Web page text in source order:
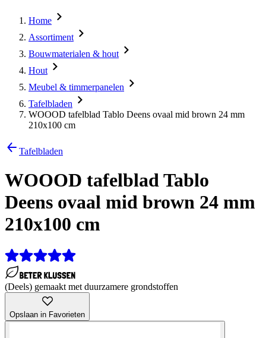
Home
Assortiment
Bouwmaterialen & hout
Hout
Meubel & timmerpanelen
Tafelbladen
WOOOD tafelblad Tablo Deens ovaal mid brown 24 mm
210x100 cm
Tafelbladen
WOOOD tafelblad Tablo
Deens ovaal mid brown 24 mm
210x100 cm
(Deels) gemaakt met duurzamere grondstoffen
Opslaan in Favorieten